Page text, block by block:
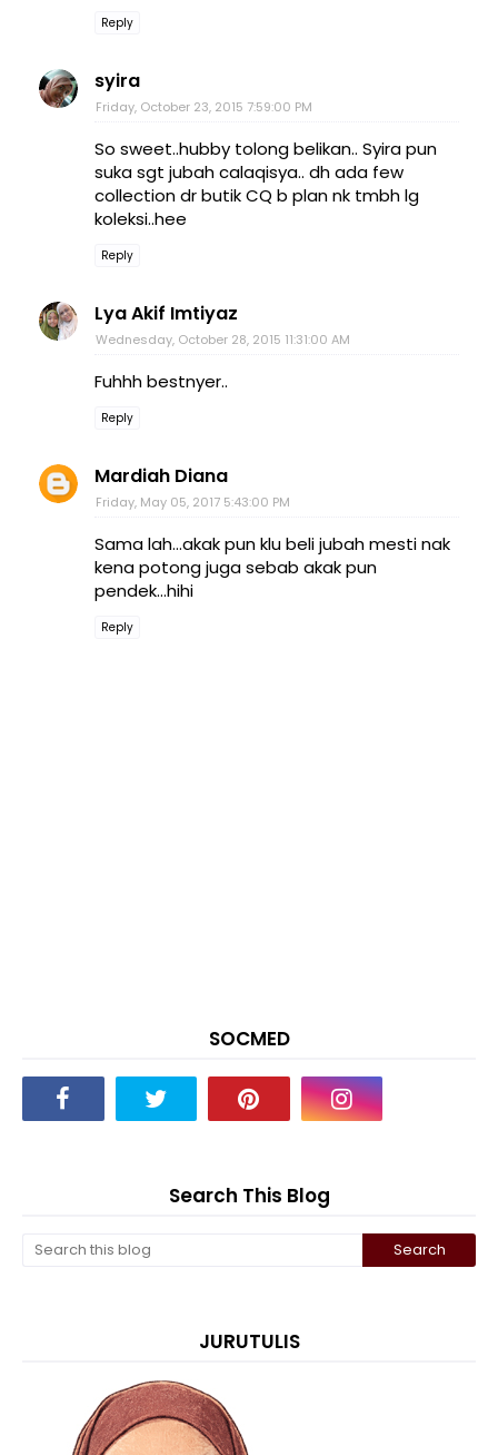
Reply
syira
Friday, October 23, 2015 7:59:00 PM
So sweet..hubby tolong belikan.. Syira pun
suka sgt jubah calaqisya.. dh ada few
collection dr butik CQ b plan nk tmbh lg
koleksi..hee
Reply
Lya Akif Imtiyaz
Wednesday, October 28, 2015 11:31:00 AM
Fuhhh bestnyer..
Reply
Mardiah Diana
Friday, May 05, 2017 5:43:00 PM
Sama lah...akak pun klu beli jubah mesti nak
kena potong juga sebab akak pun
pendek...hihi
Reply
SOCMED
Search This Blog
JURUTULIS